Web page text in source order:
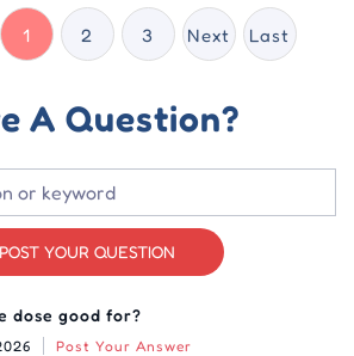
1 2 3 Next Last
A Question?
POST YOUR QUESTION
dose good for?
Post Your Answer